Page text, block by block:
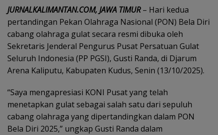
JURNALKALIMANTAN.COM, JAWA TIMUR– Hari kedua
pertandingan Pekan Olahraga Nasional (PON) Bela Diri
cabang olahraga gulat secara resmi dibuka oleh
Sekretaris Jenderal Pengurus Pusat Persatuan Gulat
Seluruh Indonesia (PP PGSI), Gusti Randa, di Djarum
Arena Kaliputu, Kabupaten Kudus, Senin (13/10/2025).
“Saya mengapresiasi KONI Pusat yang telah
menetapkan gulat sebagai salah satu dari sepuluh
cabang olahraga yang dipertandingkan dalam PON
Bela Diri 2025,” ungkap Gusti Randa dalam